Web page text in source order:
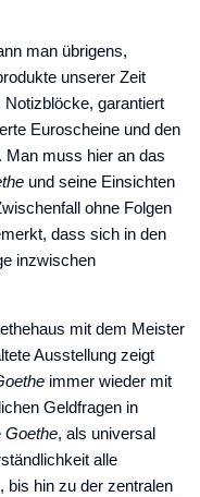
man übrigens,
unserer Zeit
garantiert
Euroscheine und den
Man muss hier an das
und seine Einsichten
ohne Folgen
dass sich in den
inzwischen
mit dem Meister
Ausstellung zeigt
immer wieder mit
Geldfragen in
Goethe, als universal
alle
bis hin zu der zentralen